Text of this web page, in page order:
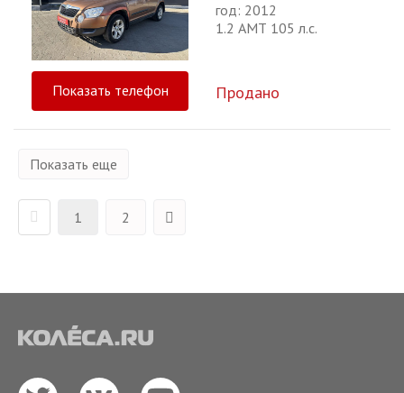
год: 2012
1.2 АМТ 105 л.с.
Показать телефон Продано
Показать еще
1 2